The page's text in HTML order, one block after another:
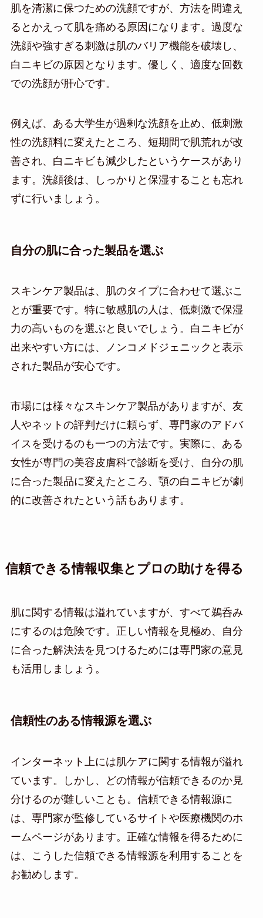
肌を清潔に保つための洗顔ですが、方法を間違え
るとかえって肌を痛める原因になります。過度な
洗顔や強すぎる刺激は肌のバリア機能を破壊し、
白ニキビの原因となります。優しく、適度な回数
での洗顔が肝心です。
例えば、ある大学生が過剰な洗顔を止め、低刺激
性の洗顔料に変えたところ、短期間で肌荒れが改
善され、白ニキビも減少したというケースがあり
ます。洗顔後は、しっかりと保湿することも忘れ
ずに行いましょう。
自分の肌に合った製品を選ぶ
スキンケア製品は、肌のタイプに合わせて選ぶこ
とが重要です。特に敏感肌の人は、低刺激で保湿
力の高いものを選ぶと良いでしょう。白ニキビが
出来やすい方には、ノンコメドジェニックと表示
された製品が安心です。
市場には様々なスキンケア製品がありますが、友
人やネットの評判だけに頼らず、専門家のアドバ
イスを受けるのも一つの方法です。実際に、ある
女性が専門の美容皮膚科で診断を受け、自分の肌
に合った製品に変えたところ、顎の白ニキビが劇
的に改善されたという話もあります。
信頼できる情報収集とプロの助けを得る
肌に関する情報は溢れていますが、すべて鵜呑み
にするのは危険です。正しい情報を見極め、自分
に合った解決法を見つけるためには専門家の意見
も活用しましょう。
信頼性のある情報源を選ぶ
インターネット上には肌ケアに関する情報が溢れ
ています。しかし、どの情報が信頼できるのか見
分けるのが難しいことも。信頼できる情報源に
は、専門家が監修しているサイトや医療機関のホ
ームページがあります。正確な情報を得るために
は、こうした信頼できる情報源を利用することを
お勧めします。